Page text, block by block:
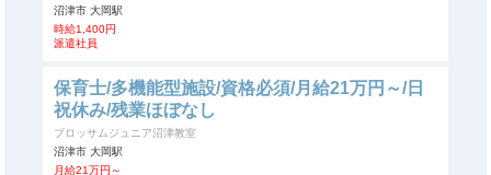
沼津市 大岡駅
時給1,400円
派遣社員
保育士/多機能型施設/資格必須/月給21万円～/日
祝休み/残業ほぼなし
ブロッサムジュニア沼津教室
沼津市 大岡駅
月給21万円～